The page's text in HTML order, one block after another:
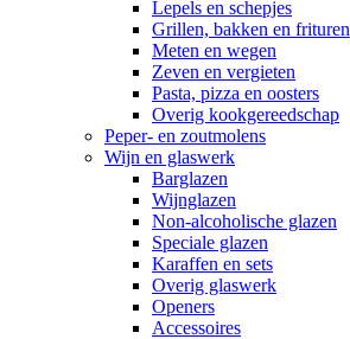
Lepels en schepjes
Grillen, bakken en frituren
Meten en wegen
Zeven en vergieten
Pasta, pizza en oosters
Overig kookgereedschap
Peper- en zoutmolens
Wijn en glaswerk
Barglazen
Wijnglazen
Non-alcoholische glazen
Speciale glazen
Karaffen en sets
Overig glaswerk
Openers
Accessoires